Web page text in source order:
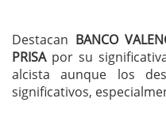
Destacan BANCO
PRISApor su
alcista aunque los
significativos,